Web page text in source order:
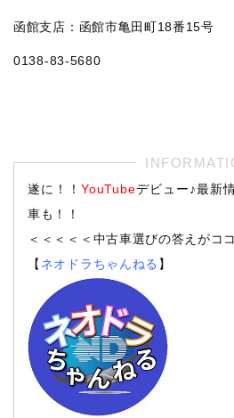
函館支店：函館市亀田町18番15号
0138-83-5680
遂に！！YouTubeデビュー♪最新
車も！！
＜＜＜＜＜中古車選びの答えがコ
【 ネオドラちゃんねる 】